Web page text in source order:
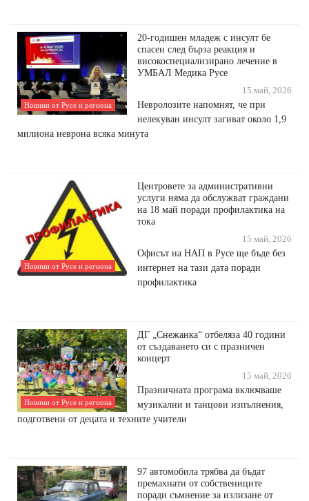
Новини от Русе и региона
20-годишен младеж с инсулт бе
спасен след бърза реакция и
високоспециализирано лечение в
УМБАЛ Медика Русе
15 май, 2026
Невролозите напомнят, че при
нелекуван инсулт загиват около 1,9
милиона неврона всяка минута
Новини от Русе и региона
Центровете за административни
услуги няма да обслужват граждани
на 18 май поради профилактика на
тока
15 май, 2026
Офисът на НАП в Русе ще бъде без
интернет на тази дата поради
профилактика
Новини от Русе и региона
ДГ „Снежанка“ отбеляза 40 години
от създаването си с празничен
концерт
15 май, 2026
Празничната програма включваше
музикални и танцови изпълнения,
подготвени от децата и техните учители
97 автомобила трябва да бъдат
премахнати от собствениците
поради съмнение за излизане от